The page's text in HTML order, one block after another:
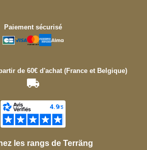
Paiement sécurisé
de 60€ d'achat (France et Belgique)
les rangs de Terräng